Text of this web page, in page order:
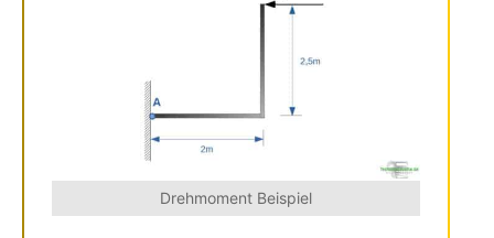
Drehmoment Beispiel